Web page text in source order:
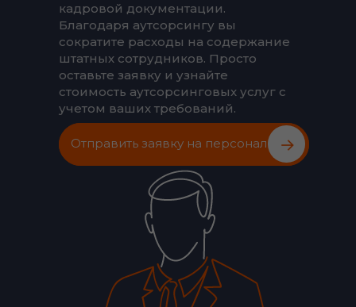
кадровой документации.
Благодаря аутсорсингу вы
сократите расходы на содержание
штатных сотрудников. Просто
оставьте заявку и узнайте
стоимость аутсорсинговых услуг с
учетом ваших требований.
Отправить заявку на персонал